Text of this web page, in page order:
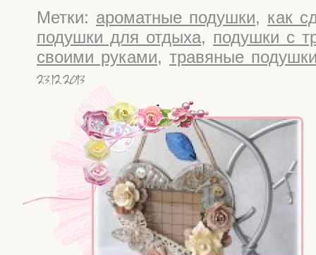
Метки: ароматные подушки, как
подушки для отдыха, подушки с
своими руками, травяные
23.12.2013